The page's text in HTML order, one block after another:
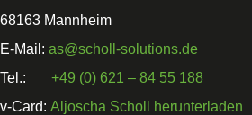
68163 Mannheim
E-Mail: as@scholl-solutions.de
Tel.: +49 (0) 621 – 84 55 188
v-Card: Aljoscha Scholl herunterladen